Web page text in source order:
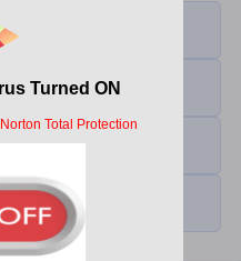
1ヶ月前
第5話
6ヶ月前
第3話
第1話
8ヶ月前